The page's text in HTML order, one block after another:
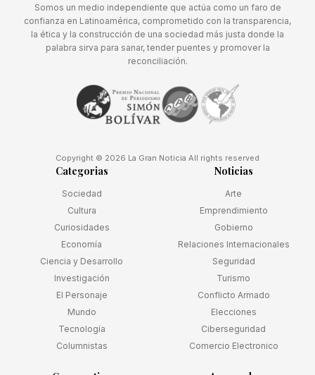
Somos un medio independiente que actúa como un faro de
confianza en Latinoamérica, comprometido con la transparencia,
la ética y la construcción de una sociedad más justa donde la
palabra sirva para sanar, tender puentes y promover la
reconciliación.
Copyright © 2026 La Gran Noticia All rights reserved
Categorias
Sociedad
Cultura
Curiosidades
Economía
Ciencia y Desarrollo
Investigación
El Personaje
Mundo
Tecnología
Columnistas
Noticias
Arte
Emprendimiento
Gobierno
Relaciones Internacionales
Seguridad
Turismo
Conflicto Armado
Elecciones
Ciberseguridad
Comercio Electronico